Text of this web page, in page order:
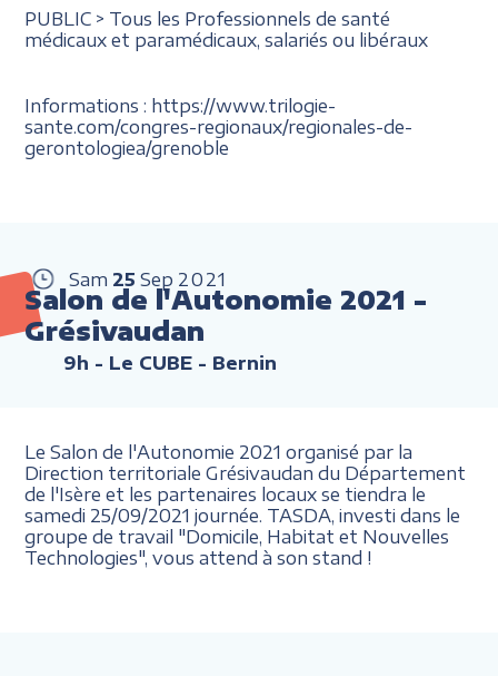
PUBLIC > Tous les Professionnels de santé
médicaux et paramédicaux, salariés ou libéraux
Informations : https://www.trilogie-
sante.com/congres-regionaux/regionales-de-
gerontologiea/grenoble
Sam 25 Sep 2021
Salon de l'Autonomie 2021 -
Grésivaudan
9h - Le CUBE - Bernin
Le Salon de l'Autonomie 2021 organisé par la
Direction territoriale Grésivaudan du Département
de l'Isère et les partenaires locaux se tiendra le
samedi 25/09/2021 journée. TASDA, investi dans le
groupe de travail "Domicile, Habitat et Nouvelles
Technologies", vous attend à son stand !